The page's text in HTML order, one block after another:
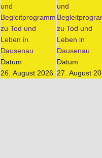
und
Begleitprogramm
zu Tod und
Leben in
Dausenau
Datum :
26. August 2026
und
zu Tod und
Leben in
Dausenau
Datum :
27. August